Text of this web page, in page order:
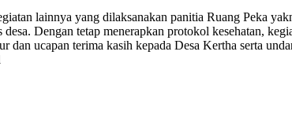
lainnya yang dilaksanakan panitia Ruang Peka
Dengan tetap menerapkan protokol kesehatan,
dan ucapan terima kasih kepada Desa Kertha serta